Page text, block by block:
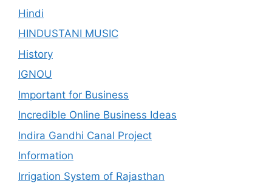
Hindi
HINDUSTANI MUSIC
History
IGNOU
Important for Business
Incredible Online Business Ideas
Indira Gandhi Canal Project
Information
Irrigation System of Rajasthan